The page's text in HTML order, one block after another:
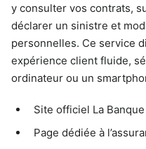
y consulter vos contrats,
déclarer un sinistre et
personnelles. Ce service
expérience client fluide,
ordinateur ou un
Site officiel La
Page dédiée à